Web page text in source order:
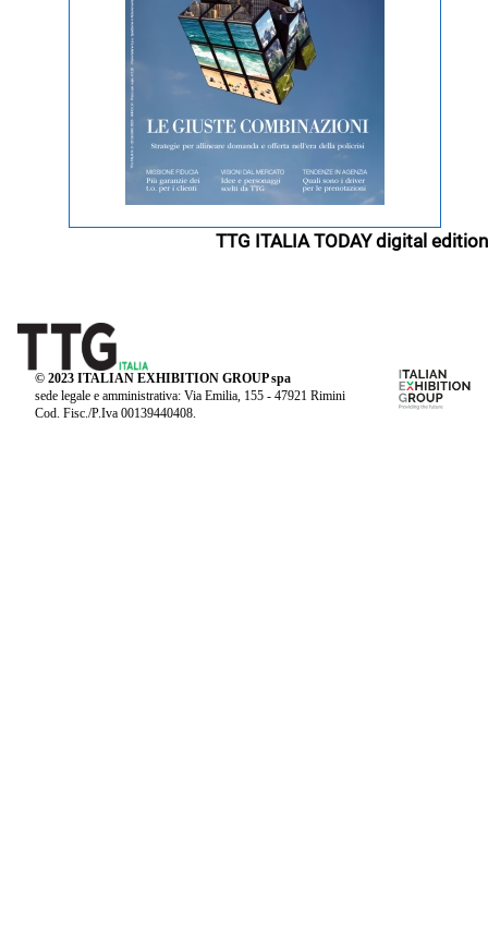
TTG ITALIA TODAY digital edition
© 2023 ITALIAN EXHIBITION GROUP spa
sede legale e amministrativa: Via Emilia, 155 - 47921 Rimini
Cod. Fisc./P.Iva 00139440408.